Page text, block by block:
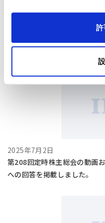
許
（開示事項の経過）当社連結
2025年7月2日
第208回定時株主総会の動画
への回答を掲載しました。